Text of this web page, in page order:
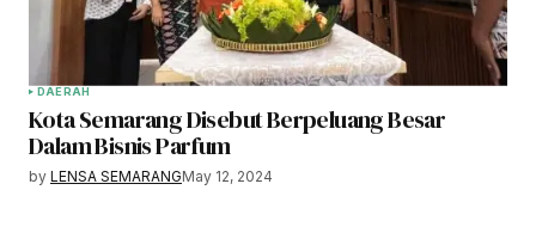
DAERAH
Kota Semarang Disebut Berpeluang Besar
Dalam Bisnis Parfum
by LENSA SEMARANGMay 12, 2024